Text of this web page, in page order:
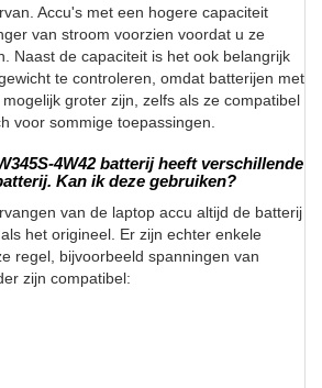
Accu's met een hogere capaciteit
van stroom voorzien voordat u ze
Naast de capaciteit is het ook belangrijk
te controleren, omdat batterijen met
groter zijn, zelfs als ze compatibel
voor sommige toepassingen.
4W42 batterij heeft verschillende
Kan ik deze gebruiken?
van de laptop accu altijd de batterij
het origineel. Er zijn echter enkele
regel, bijvoorbeeld spanningen van
zijn compatibel: